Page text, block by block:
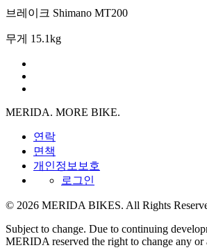
브레이크 Shimano MT200
무게 15.1kg
MERIDA. MORE BIKE.
연락
면책
개인정보보호
로그인
© 2026 MERIDA BIKES. All Rights
Subject to change. Due to continuing
MERIDA reserved the right to change any or